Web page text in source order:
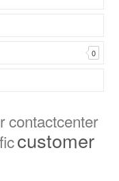
0
contactcenter
customer